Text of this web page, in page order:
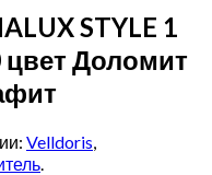
STYLE 1
цвет Доломит
Velldoris,
.